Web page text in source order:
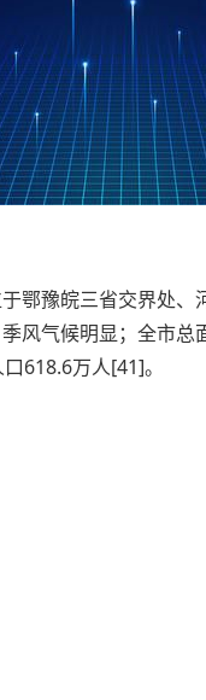
鄂豫皖三省交界处
风气候明显；全市
618.6万人[41]。